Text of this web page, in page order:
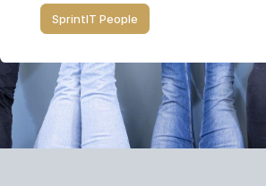
SprintIT People